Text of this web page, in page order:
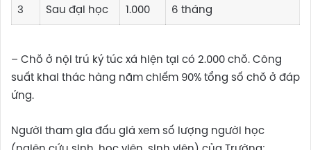
3 Sau đại học 1.000 6 tháng
– Chỗ ở nội trú ký túc xá hiện tại có 2.000 chỗ. Công
suất khai thác hàng năm chiếm 90% tổng số chỗ ở đáp
ứng.
Người tham gia đấu giá xem số lượng người học